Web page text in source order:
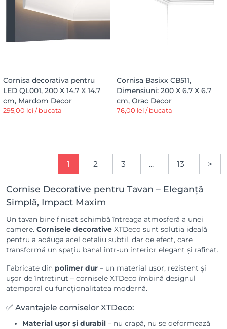
Cornisa decorativa pentru
LED QL001, 200 X 14.7 X 14.7
cm, Mardom Decor
295,00 lei / bucata
Cornisa Basixx CB511,
Dimensiuni: 200 X 6.7 X 6.7
cm, Orac Decor
76,00 lei / bucata
1 2 3 ... 13 >
Cornise Decorative pentru Tavan – Eleganță
Simplă, Impact Maxim
Un tavan bine finisat schimbă întreaga atmosferă a unei
camere. Cornisele decorative XTDeco sunt soluția ideală
pentru a adăuga acel detaliu subtil, dar de efect, care
transformă un spațiu banal într-un interior elegant și rafinat.
Fabricate din polimer dur – un material ușor, rezistent și
ușor de întreținut – cornisele XTDeco îmbină designul
atemporal cu funcționalitatea modernă.
✅ Avantajele corniselor XTDeco:
Material ușor și durabil – nu crapă, nu se deformează